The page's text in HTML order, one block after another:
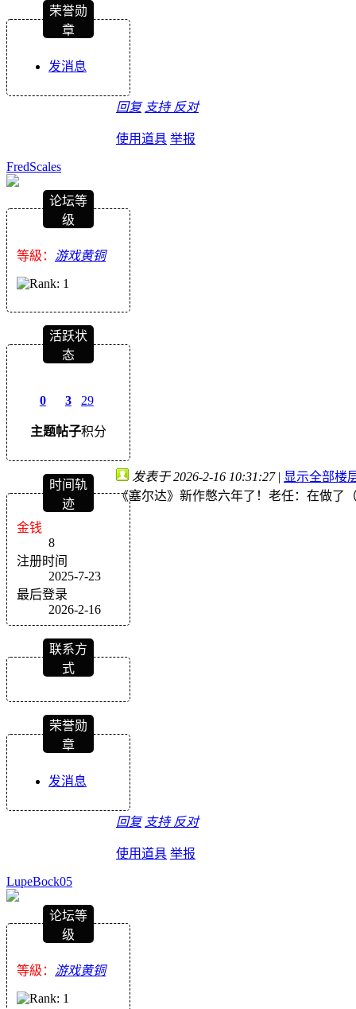
荣誉勋
章
发消息
回复 支持 反对
使用道具 举报
FredScales
论坛等
级
等級： 游戏黄铜
活跃状
态
0
主题
3
帖子
29
积分
时间轨
迹
金钱
8
注册时间
2025-7-23
最后登录
2026-2-16
联系方
式
荣誉勋
章
发消息
发表于 2026-2-16 10:31:27 | 显示全部楼
《塞尔达》新作憋六年了！老任：在做了
回复 支持 反对
使用道具 举报
LupeBock05
论坛等
级
等級： 游戏黄铜